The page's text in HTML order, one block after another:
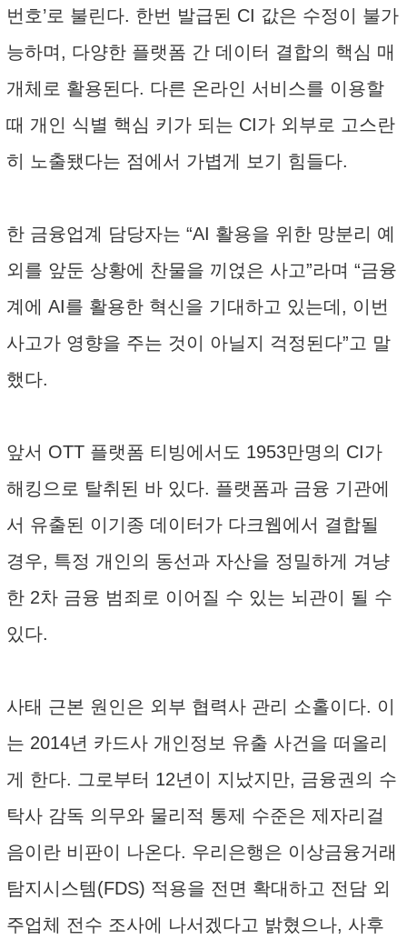
번호’로 불린다. 한번 발급된 CI 값은 수정이 불가
능하며, 다양한 플랫폼 간 데이터 결합의 핵심 매
개체로 활용된다. 다른 온라인 서비스를 이용할
때 개인 식별 핵심 키가 되는 CI가 외부로 고스란
히 노출됐다는 점에서 가볍게 보기 힘들다.
한 금융업계 담당자는 “AI 활용을 위한 망분리 예
외를 앞둔 상황에 찬물을 끼얹은 사고”라며 “금융
계에 AI를 활용한 혁신을 기대하고 있는데, 이번
사고가 영향을 주는 것이 아닐지 걱정된다”고 말
했다.
앞서 OTT 플랫폼 티빙에서도 1953만명의 CI가
해킹으로 탈취된 바 있다. 플랫폼과 금융 기관에
서 유출된 이기종 데이터가 다크웹에서 결합될
경우, 특정 개인의 동선과 자산을 정밀하게 겨냥
한 2차 금융 범죄로 이어질 수 있는 뇌관이 될 수
있다.
사태 근본 원인은 외부 협력사 관리 소홀이다. 이
는 2014년 카드사 개인정보 유출 사건을 떠올리
게 한다. 그로부터 12년이 지났지만, 금융권의 수
탁사 감독 의무와 물리적 통제 수준은 제자리걸
음이란 비판이 나온다. 우리은행은 이상금융거래
탐지시스템(FDS) 적용을 전면 확대하고 전담 외
주업체 전수 조사에 나서겠다고 밝혔으나, 사후